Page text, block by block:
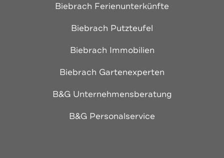
Biebrach Ferienunterkünfte
Biebrach Putzteufel
Biebrach Immobilien
Biebrach Gartenexperten
B&G Unternehmensberatung
B&G Personalservice